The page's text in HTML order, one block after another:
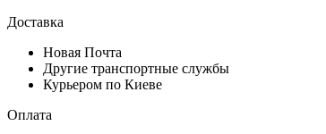
Доставка
Новая Почта
Другие транспортные службы
Курьером по Киеве
Оплата